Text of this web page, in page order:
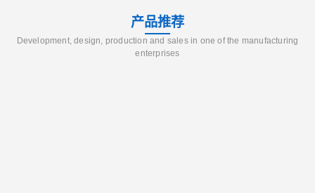
产品推荐
Development, design, production and sales in one of the manufacturing
enterprises